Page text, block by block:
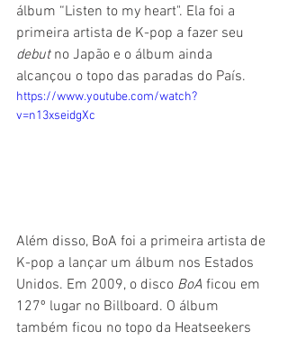
álbum “Listen to my heart". Ela foi a
primeira artista de K-pop a fazer seu
debut no Japão e o álbum ainda
alcançou o topo das paradas do País.
https://www.youtube.com/watch?
v=n13xseidgXc
Além disso, BoA foi a primeira artista de
K-pop a lançar um álbum nos Estados
Unidos. Em 2009, o disco BoA ficou em
127º lugar no Billboard. O álbum
também ficou no topo da Heatseekers